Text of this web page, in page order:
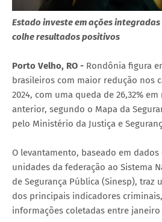
Estado investe em ações
colhe resultados positivos
Porto Velho, RO - Rondônia figura
brasileiros com maior redução nos
2024, com uma queda de 26,32%
anterior, segundo o Mapa da
pelo Ministério da Justiça e
O levantamento, baseado em
unidades da federação ao Sistema
de Segurança Pública (Sinesp), traz
dos principais indicadores
informações coletadas entre janeiro